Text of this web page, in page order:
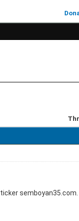
semboyan35.com.